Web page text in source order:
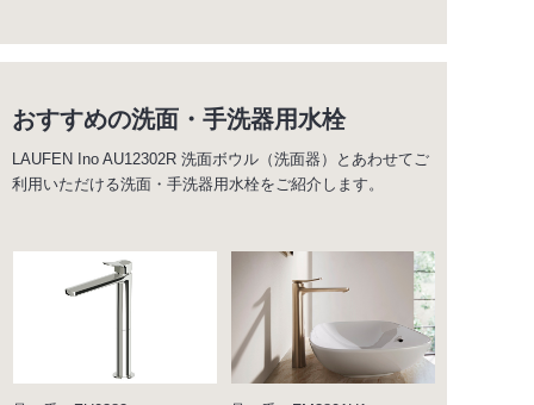
おすすめの洗面・手洗器用水栓
LAUFEN Ino AU12302R 洗面ボウル（洗面器）とあわせてご
利用いただける洗面・手洗器用水栓をご紹介します。